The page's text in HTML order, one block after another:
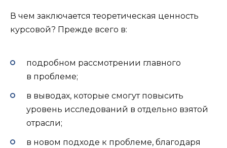
В чем заключается теоретическая ценность
курсовой? Прежде всего в:
подробном рассмотрении главного
в проблеме;
в выводах, которые смогут повысить
уровень исследований в отдельно взятой
отрасли;
в новом подходе к проблеме, благодаря